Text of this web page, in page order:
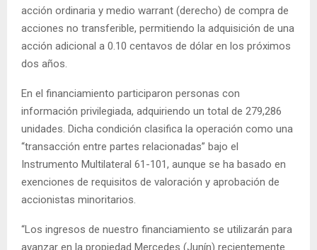
acción ordinaria y medio warrant (derecho) de compra de
acciones no transferible, permitiendo la adquisición de una
acción adicional a 0.10 centavos de dólar en los próximos
dos años.
En el financiamiento participaron personas con
información privilegiada, adquiriendo un total de 279,286
unidades. Dicha condición clasifica la operación como una
“transacción entre partes relacionadas” bajo el
Instrumento Multilateral 61-101, aunque se ha basado en
exenciones de requisitos de valoración y aprobación de
accionistas minoritarios.
“Los ingresos de nuestro financiamiento se utilizarán para
avanzar en la propiedad Mercedes (Junín) recientemente